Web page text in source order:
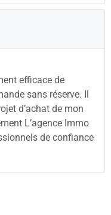
efficace de
sans réserve. Il
d’achat de mon
L’agence Immo
de confiance